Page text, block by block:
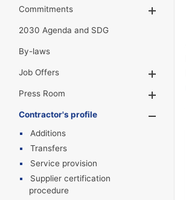
Commitments
2030 Agenda and SDG
By-laws
Job Offers
Press Room
Contractor's profile
Additions
Transfers
Service provision
Supplier certification
procedure